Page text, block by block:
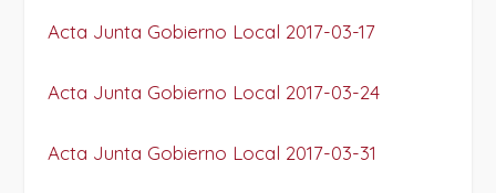
Acta Junta Gobierno Local 2017-03-17
Acta Junta Gobierno Local 2017-03-24
Acta Junta Gobierno Local 2017-03-31